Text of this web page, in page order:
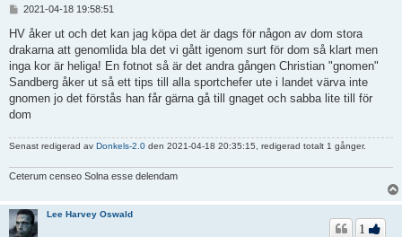
l
g
g
2021-04-18 19:58:51
HV åker ut och det kan jag köpa det är dags för någon av dom stora
drakarna att genomlida bla det vi gått igenom surt för dom så klart men
inga kor är heliga! En fotnot så är det andra gången Christian "gnomen"
Sandberg åker ut så ett tips till alla sportchefer ute i landet värva inte
gnomen jo det förstås han får gärna gå till gnaget och sabba lite till för
dom
Senast redigerad av Donkels-2.0 den 2021-04-18 20:35:15, redigerad totalt 1 gånger.
Ceterum censeo Solna esse delendam
Lee Harvey Oswald
1